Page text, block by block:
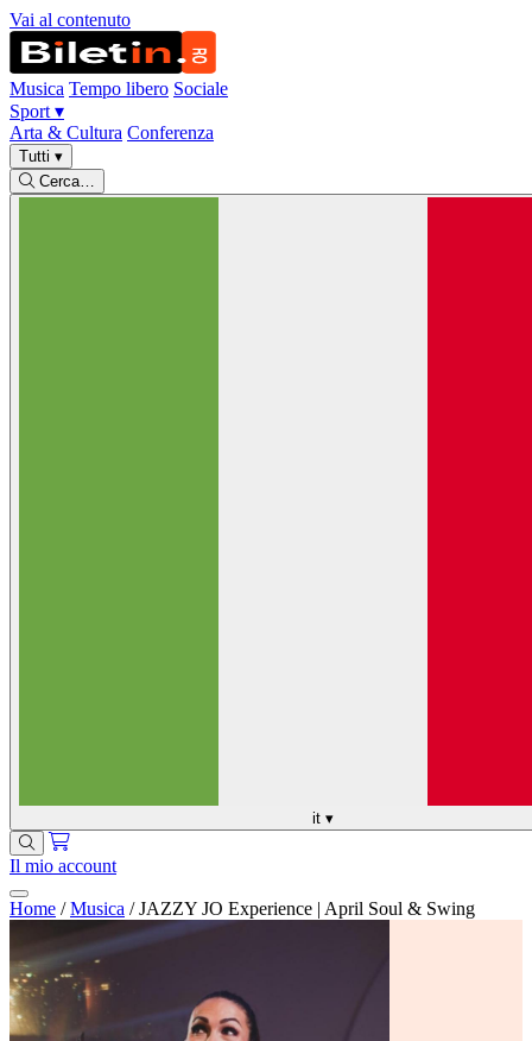
Vai al contenuto
Musica Tempo libero Sociale
Sport ▾
Arta & Cultura Conferenza
Tutti ▾
Cerca…
it ▾
Il mio account
Home / Musica / JAZZY JO Experience | April Soul & Swing